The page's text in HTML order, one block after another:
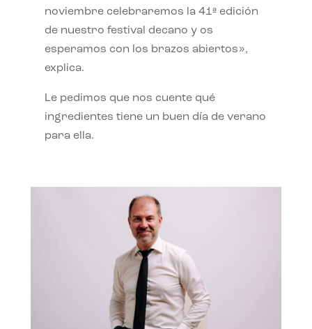
noviembre celebraremos la 41ª edición
de nuestro festival decano y os
esperamos con los brazos abiertos»,
explica.
Le pedimos que nos cuente qué
ingredientes tiene un buen día de verano
para ella.